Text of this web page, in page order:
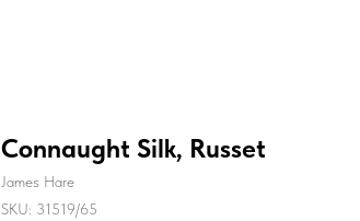
Connaught Silk, Russet
James Hare
SKU: 31519/65